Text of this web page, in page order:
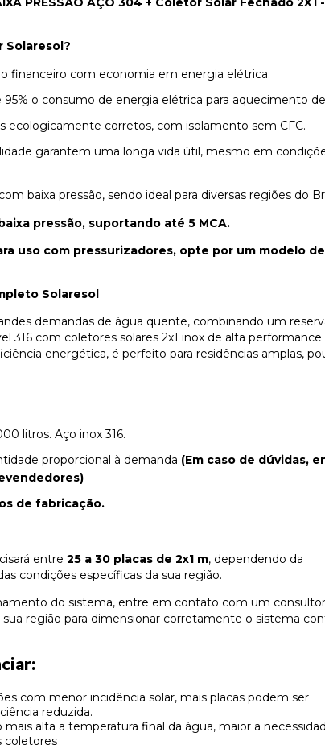
Solaresol?
financeiro com economia em energia elétrica.
95% o consumo de energia elétrica para aquecimento
ecologicamente corretos, com isolamento sem CFC.
garantem uma longa vida útil, mesmo em
baixa pressão, sendo ideal para diversas regiões do
pressão, suportando até 5 MCA.
uso com pressurizadores, opte por um modelo
Solaresol
demandas de água quente, combinando um
316 com coletores solares 2x1 inox de alta performance
energética, é perfeito para residências amplas,
litros. Aço inox 316.
proporcional à demanda (Em caso de dúvidas,
de fabricação.
entre 25 a 30 placas de 2x1 m, dependendo da
condições específicas da sua região.
do sistema, entre em contato com um consultor
sua região para dimensionar corretamente o sistema
:
com menor incidência solar, mais placas podem ser
reduzida.
mais alta a temperatura final da água, maior a
coletores